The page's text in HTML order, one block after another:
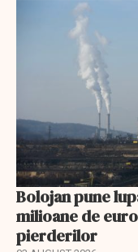
Bolojan pune
milioane de
pierderilor